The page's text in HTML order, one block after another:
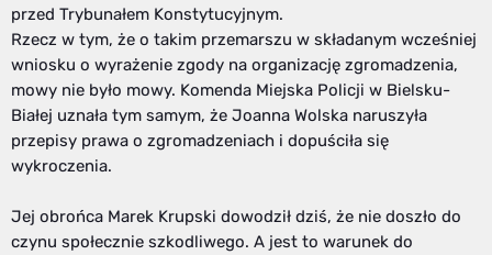
przed Trybunałem Konstytucyjnym.
Rzecz w tym, że o takim przemarszu w składanym wcześniej
wniosku o wyrażenie zgody na organizację zgromadzenia,
mowy nie było mowy. Komenda Miejska Policji w Bielsku-
Białej uznała tym samym, że Joanna Wolska naruszyła
przepisy prawa o zgromadzeniach i dopuściła się
wykroczenia.
Jej obrońca Marek Krupski dowodził dziś, że nie doszło do
czynu społecznie szkodliwego. A jest to warunek do